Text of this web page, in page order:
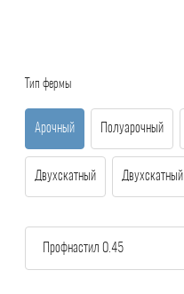
Тип фермы
Арочный Полуарочный
Двухскатный